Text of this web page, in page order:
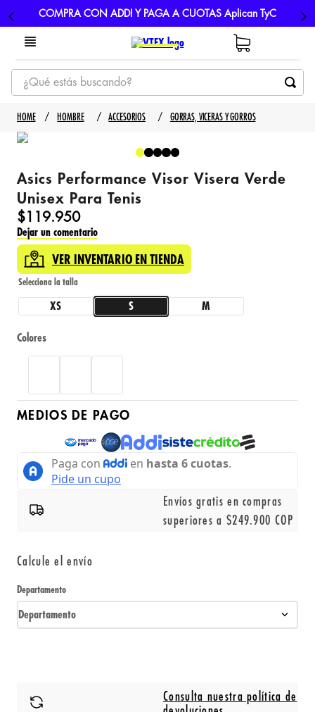
COMPRA CON ADDI Y PAGA A CUOTAS Aplican TyC
¿Qué estás buscando?
TÉRMINOS MÁS BUSCADOS
1
3. nike
4 . guayos
5. gorras
HOMBRE ACCESORIOS GORRAS, VICERAS Y GORROS
Asics Performance Visor Visera Verde
Unisex Para Tenis
$119.950
Dejar un comentario
VER INVENTARIO EN TIENDA
XS S M
Colores
MEDIOS DE PAGO
Envíos gratis en compras
superiores a $249.900 COP
Calcule el envío
Departamento
Departamento
Consulta nuestra política de